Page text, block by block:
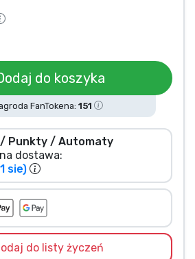
do koszyka
FanTokena: 151
/ Punkty / Automaty
dostawa:
sie)
do listy życzeń